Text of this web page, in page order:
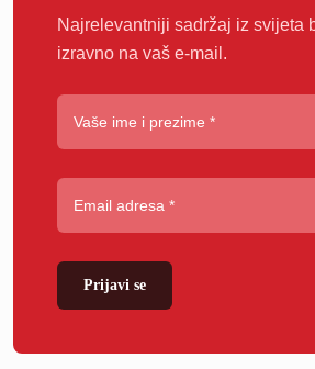
Najrelevantniji sadržaj iz svijeta
izravno na vaš e-mail.
Prijavi se